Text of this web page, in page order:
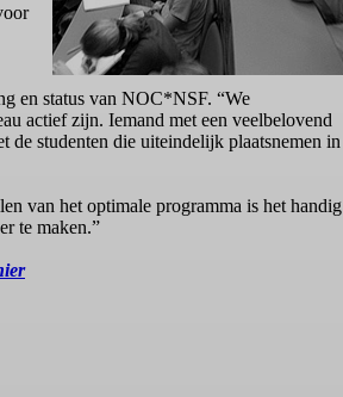
en status van NOC*NSF. “We
actief zijn. Iemand met een veelbelovend
studenten die uiteindelijk plaatsnemen in
van het optimale programma is het handig
te maken.”